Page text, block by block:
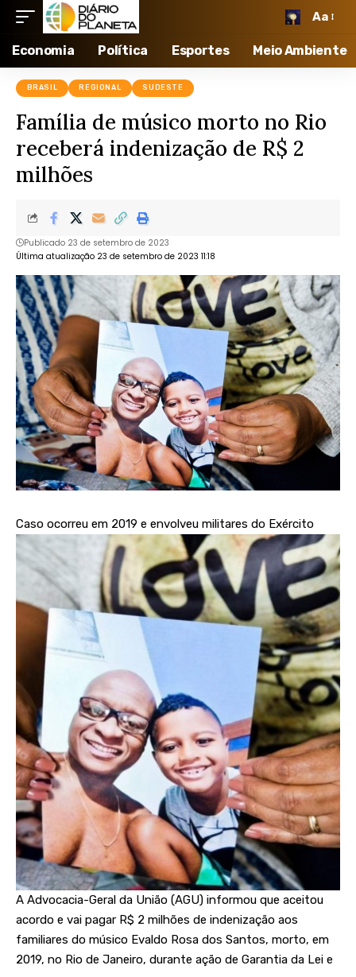
Aa
Economia Política Esportes Meio Ambiente
BRASIL REGIONAL SUDESTE
Família de músico morto no Rio
receberá indenização de R$ 2
milhões
Última atualização 23 de setembro de 2023 11:18
Publicado 23 de setembro de 2023
Caso ocorreu em 2019 e envolveu militares do Exército
A Advocacia-Geral da União (AGU) informou que aceitou
acordo e vai pagar R$ 2 milhões de indenização aos
familiares do músico Evaldo Rosa dos Santos, morto, em
2019, no Rio de Janeiro, durante ação de Garantia da Lei e